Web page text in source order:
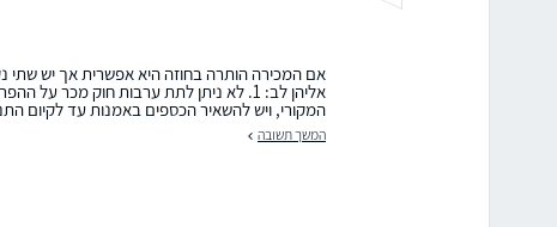
אם המכירה הותרה בחוזה היא אפשרית אך יש שתי
אליהן לב: 1. לא ניתן לתת ערבות חוק מכר על
המקורי, ויש להשאיר הכספים באמנות עד לקיום
המשך תשובה